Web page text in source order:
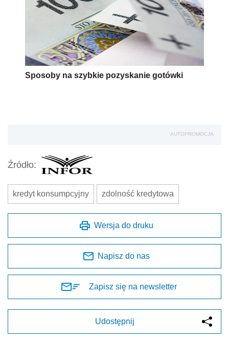
Sposoby na szybkie pozyskanie gotówki
AUTOPROMOCJA
Źródło:
kredyt konsumpcyjny zdolność kredytowa
Wersja do druku
Napisz do nas
Zapisz się na newsletter
Udostępnij